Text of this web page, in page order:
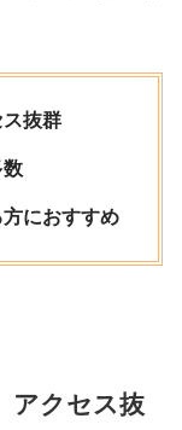
抜群
数
におすすめ
アクセス抜